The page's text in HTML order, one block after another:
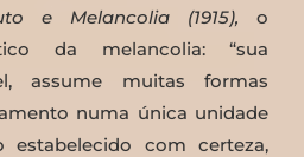
e Melancolia (1915),o
da melancolia: “sua
assume muitas formas
numa única unidade
com certeza,